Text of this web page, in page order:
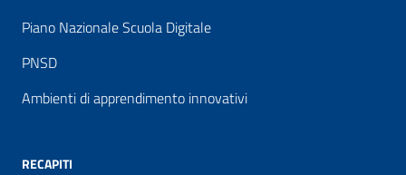
Piano Nazionale Scuola Digitale
PNSD
Ambienti di apprendimento innovativi
RECAPITI